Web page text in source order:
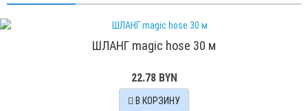
ШЛАНГ magic hose 30 м
22.78 BYN
В КОРЗИНУ